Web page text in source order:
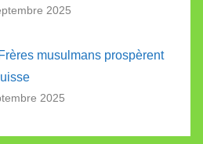
2025
musulmans prospèrent
2025